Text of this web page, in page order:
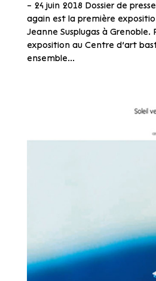
– 24 juin 2018 Dossier de
again est la première
Jeanne Susplugas à Grenoble.
exposition au Centre d’art
ensemble...